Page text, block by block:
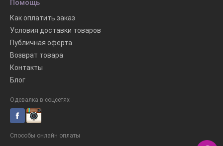
Помощь
Как оплатить заказ
Условия доставки товаров
Публичная оферта
Возврат товара
Контакты
Блог
Одевалка в соцсетях
Способы онлайн оплаты